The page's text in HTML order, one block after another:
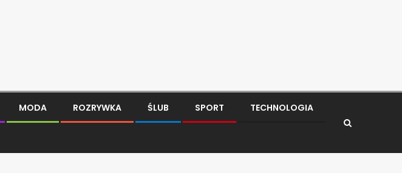
MODA ROZRYWKA ŚLUB SPORT TECHNOLOGIA